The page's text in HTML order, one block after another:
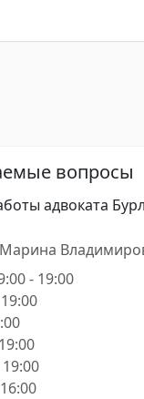
вопросы
адвоката
- 19:00